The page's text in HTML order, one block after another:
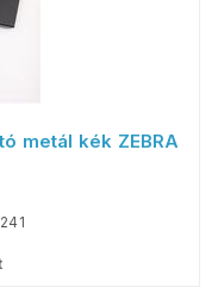
metál kék ZEBRA